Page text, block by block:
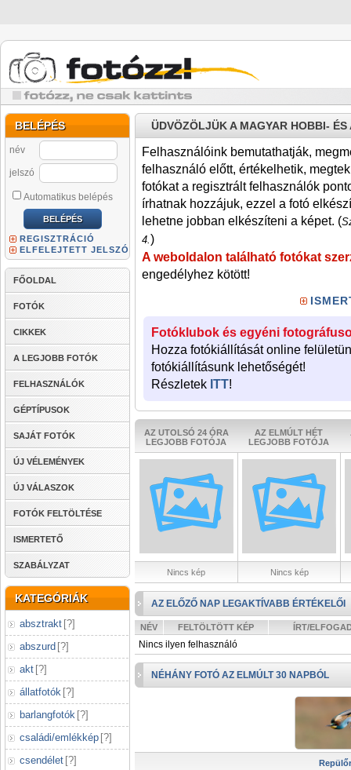
BELÉPÉS
név
jelszó
Automatikus belépés
REGISZTRÁCIÓ
ELFELEJTETT JELSZÓ
FŐOLDAL
FOTÓK
CIKKEK
A LEGJOBB FOTÓK
FELHASZNÁLÓK
GÉPTÍPUSOK
SAJÁT FOTÓK
ÚJ VÉLEMÉNYEK
ÚJ VÁLASZOK
FOTÓK FELTÖLTÉSE
ISMERTETŐ
SZABÁLYZAT
KATEGÓRIÁK
absztrakt [?]
abszurd [?]
akt [?]
állatfotók [?]
barlangfotók [?]
családi/emlékkép [?]
csendélet [?]
ÜDVÖZÖLJÜK A MAGYAR HOBBI-
Felhasználóink bemutathatják,
felhasználó előtt, értékelhetik,
fotókat a regisztrált felhasználók
írhatnak hozzájuk, ezzel a fotó
lehetne jobban elkészíteni a képet. (
4.)
A weboldalon található fotókat
engedélyhez kötött!
Fotóklubok és egyéni
Hozza fotókiállítását online
fotókiállításunk lehetőségét!
Részletek ITT!
AZ UTOLSÓ 24 ÓRA
LEGJOBB FOTÓJA
AZ ELMÚLT HÉT
LEGJOBB FOTÓJA
Nincs kép Nincs kép
AZ ELŐZŐ NAP LEGAKTÍVABB ÉRTÉKELŐI
NÉV FELTÖLTÖTT KÉP ÍRT/
Nincs ilyen felhasználó
NÉHÁNY FOTÓ AZ ELMÚLT 30 NAPBÓL